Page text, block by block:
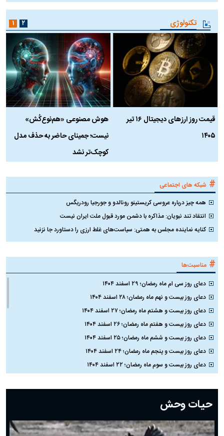
تکنولوژی
قیمت روز ارز‌های دیجیتال ۱۶ تیر
۱۴۰۵
هوش مصنوعی «هم‌نوع‌کُش»
نیست؛ جمینای حاضر به حذف مدل
کوچک‌تر نشد
۱ ۲
# شبکه های اجتماعی
همه چیز درباره عروسی کریستینو رونالدو و جورجیا رودریگس
انتقاد تند نبویان: مذاکره با دشمن مورد قبول ملت ایران نیست
کنایه نماینده مجلس به همتی: سیاست‌های غلط ارزی را دستاورد جا نزنید
# مناسبت‌ها
دعای روز سی ام ماه رمضان؛ ۲۹ اسفند ۱۴۰۴
دعای روز بیست و نهم ماه رمضان؛ ۲۸ اسفند ۱۴۰۴
دعای روز بیست و هشتم ماه رمضان؛ ۲۷ اسفند ۱۴۰۴
دعای روز بیست و هفتم ماه رمضان؛ ۲۶ اسفند ۱۴۰۴
دعای روز بیست و ششم ماه رمضان؛ ۲۵ اسفند ۱۴۰۴
دعای روز بیست و پنجم ماه رمضان؛ ۲۴ اسفند ۱۴۰۴
دعای روز بیست و سوم ماه رمضان؛ ۲۲ اسفند ۱۴۰۴
دعای روز بیستم ماه رمضان؛ ۱۹ اسفند ۱۴۰۴
دعای روز هشتم ماه مبارک رمضان؛ ۷ اسفند ماه ۱۴۰۴
دعای روز هفتم ماه رمضان؛ ۶ اسفند ۱۴۰۴
دعای روز ششم ماه رمضان؛ ۵ اسفند ۱۴۰۴
حیات وحش